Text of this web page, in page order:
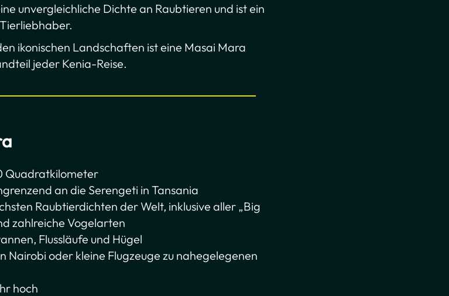
unvergleichliche Dichte an Raubtieren und ist ein
ikonischen Landschaften ist eine Masai Mara
jeder Kenia-Reise.
Quadratkilometer
an die Serengeti in Tansania
Raubtierdichten der Welt, inklusive aller „Big
zahlreiche Vogelarten
Flussläufe und Hügel
Nairobi oder kleine Flugzeuge zu nahegelegenen
hoch